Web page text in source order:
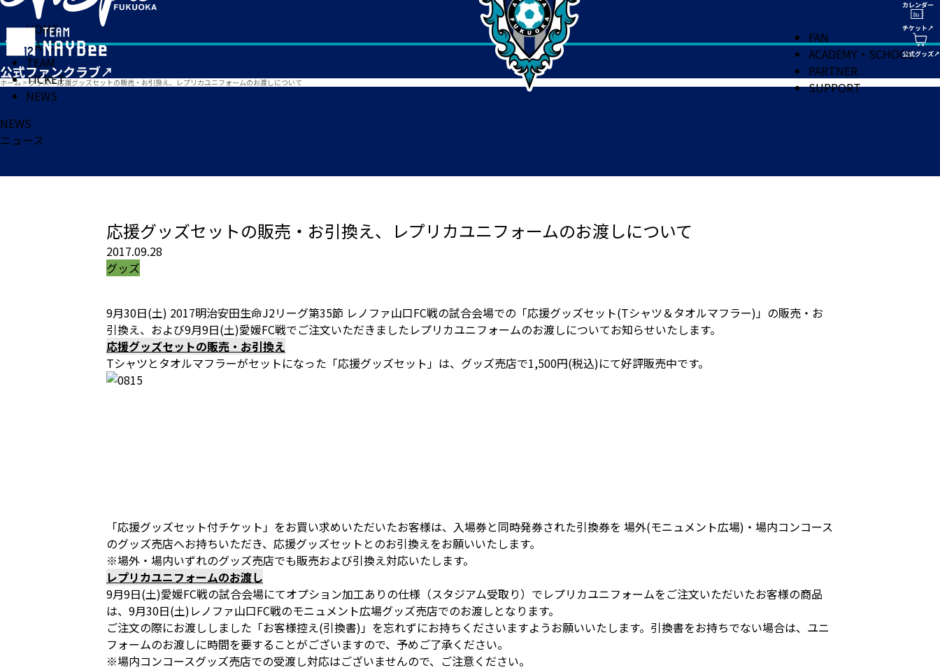
HOME
MATCH
TEAM
TICKET
NEWS
FAN
ACADEMY・SCHOOL
PARTNER
SUPPORT
ホーム > グッズ>応援グッズセットの販売・お引換え、レプリカユニフォームのお渡しについて
NEWS
ニュース
応援グッズセットの販売・お引換え、レプリカユニフォームのお渡しについて
2017.09.28
グッズ
9月30日(土) 2017明治安田生命J2リーグ第35節 レノファ山口FC戦の試合会場での「応援グッズセット(Tシャツ＆タオルマフラー)」の販売・お
引換え、および9月9日(土)愛媛FC戦でご注文いただきましたレプリカユニフォームのお渡しについてお知らせいたします。
応援グッズセットの販売・お引換え
Tシャツとタオルマフラーがセットになった「応援グッズセット」は、グッズ売店で1,500円(税込)にて好評販売中です。
「応援グッズセット付チケット」をお買い求めいただいたお客様は、入場券と同時発券された引換券を 場外(モニュメント広場)・場内コンコース
のグッズ売店へお持ちいただき、応援グッズセットとのお引換えをお願いいたします。
※場外・場内いずれのグッズ売店でも販売および引換え対応いたします。
レプリカユニフォームのお渡し
9月9日(土)愛媛FC戦の試合会場にてオプション加工ありの仕様（スタジアム受取り）でレプリカユニフォームをご注文いただいたお客様の商品
は、9月30日(土)レノファ山口FC戦のモニュメント広場グッズ売店でのお渡しとなります。
ご注文の際にお渡ししました「お客様控え(引換書)」を忘れずにお持ちくださいますようお願いいたします。引換書をお持ちでない場合は、ユニ
フォームのお渡しに時間を要することがございますので、予めご了承ください。
※場内コンコースグッズ売店での受渡し対応はございませんので、ご注意ください。